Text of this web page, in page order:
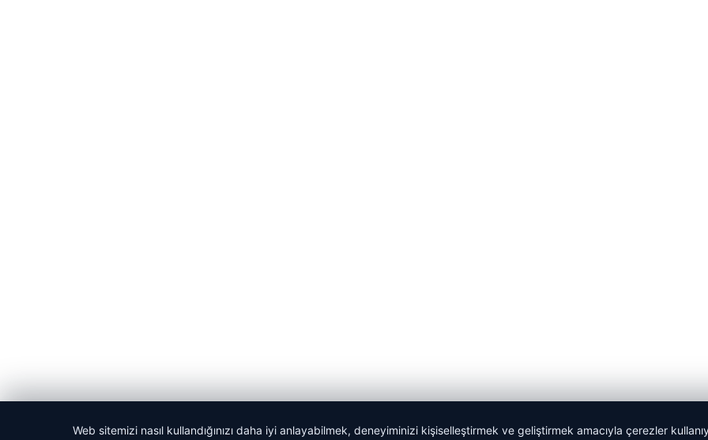
© 2026 Haber Vakti – Güncel Haberler
Web sitemizi nasıl kullandığınızı daha iyi anlayabilmek, deneyiminizi kişiselleştirmek ve geliştirmek amacıyla çerezler